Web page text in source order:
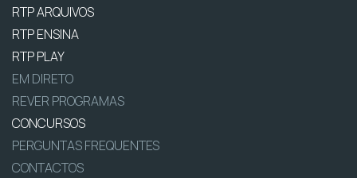
RTP ARQUIVOS
RTP ENSINA
RTP PLAY
EM DIRETO
REVER PROGRAMAS
CONCURSOS
PERGUNTAS FREQUENTES
CONTACTOS